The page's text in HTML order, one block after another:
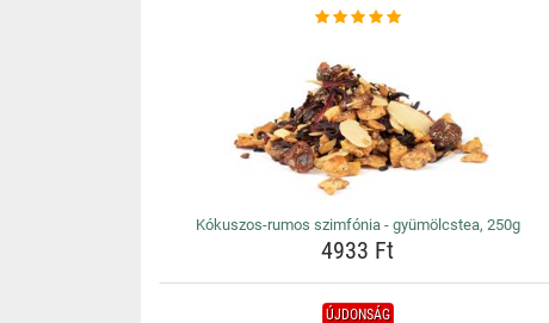
Kókuszos-rumos szimfónia - gyümölcstea, 250g
4933 Ft
ÚJDONSÁG